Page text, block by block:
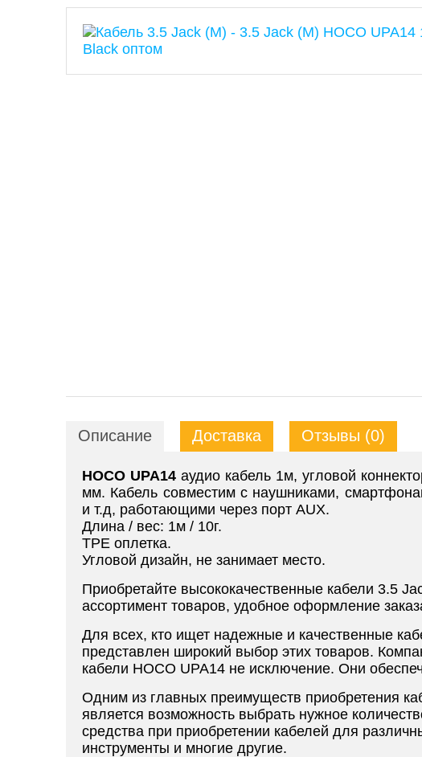
Описание Доставка Отзывы (0)
HOCO UPA14 аудио кабель 1м, угловой
мм. Кабель совместим с наушниками,
и т.д, работающими через порт AUX.
Длина / вес: 1м / 10г.
TPE оплетка.
Угловой дизайн, не занимает место.
Приобретайте высококачественные кабели 3.5
ассортимент товаров, удобное оформление
Для всех, кто ищет надежные и качественные
представлен широкий выбор этих товаров.
кабели HOCO UPA14 не исключение. Они
Одним из главных преимуществ приобретения
является возможность выбрать нужное
средства при приобретении кабелей для
инструменты и многие другие.